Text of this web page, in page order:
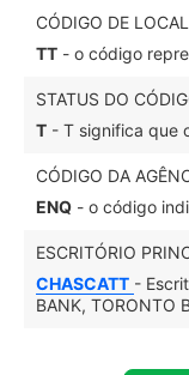
CÓDIGO DE
TT - o código
STATUS DO
T - T significa que
CÓDIGO DA
ENQ - o código
ESCRITÓRIO
CHASCATT -
BANK, TORONTO